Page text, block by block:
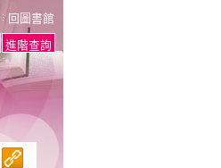
回圖書館